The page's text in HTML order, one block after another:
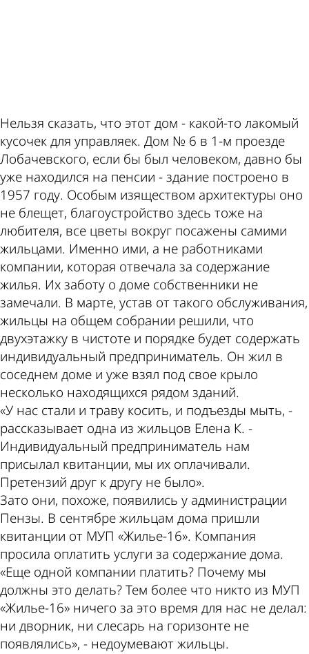
Нельзя сказать, что этот дом - какой-то лакомый
кусочек для управляек. Дом № 6 в 1-м проезде
Лобачевского, если бы был человеком, давно бы
уже находился на пенсии - здание построено в
1957 году. Особым изяществом архитектуры оно
не блещет, благоустройство здесь тоже на
любителя, все цветы вокруг посажены самими
жильцами. Именно ими, а не работниками
компании, которая отвечала за содержание
жилья. Их заботу о доме собственники не
замечали. В марте, устав от такого обслуживания,
жильцы на общем собрании решили, что
двухэтажку в чистоте и порядке будет содержать
индивидуальный предприниматель. Он жил в
соседнем доме и уже взял под свое крыло
несколько находящихся рядом зданий.
«У нас стали и траву косить, и подъезды мыть, -
рассказывает одна из жильцов Елена К. -
Индивидуальный предприниматель нам
присылал квитанции, мы их оплачивали.
Претензий друг к другу не было».
Зато они, похоже, появились у администрации
Пензы. В сентябре жильцам дома пришли
квитанции от МУП «Жилье-16». Компания
просила оплатить услуги за содержание дома.
«Еще одной компании платить? Почему мы
должны это делать? Тем более что никто из МУП
«Жилье-16» ничего за это время для нас не делал:
ни дворник, ни слесарь на горизонте не
появлялись», - недоумевают жильцы.